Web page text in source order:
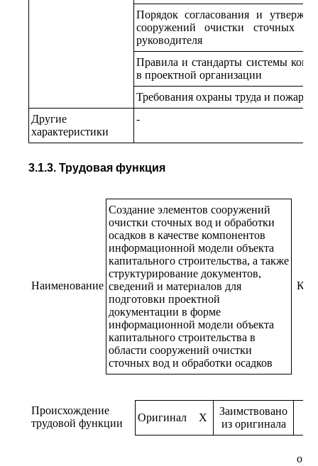
Порядок согласования и
сооружений очистки сточных
руководителя
Правила и стандарты системы
в проектной организации
Требования охраны труда и
Другие
характеристики
-
3.1.3. Трудовая функция
Наименование
Создание элементов сооружений
очистки сточных вод и обработки
осадков в качестве компонентов
информационной модели объекта
капитального строительства, а также
структурирование документов,
сведений и материалов для
подготовки проектной
документации в форме
информационной модели объекта
капитального строительства в
области сооружений очистки
сточных вод и обработки осадков
Код
Происхождение
трудовой функции
Оригинал X
Заимствовано
из оригинала